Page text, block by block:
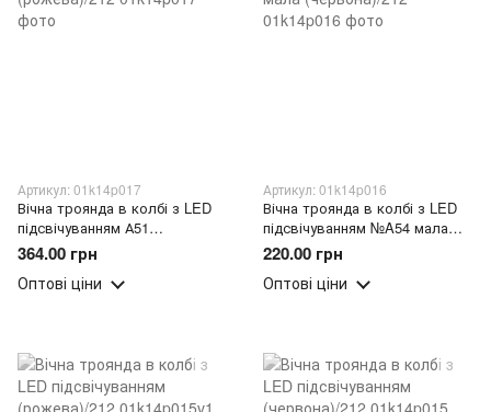
Артикул: 01k14p017
Вічна троянда в колбі з LED
підсвічуванням А51
(рожева)/212
364.00 грн
Оптові ціни
Артикул: 01k14p016
Вічна троянда в колбі з LED
підсвічуванням №A54 мала
(червона)/212
220.00 грн
Оптові ціни